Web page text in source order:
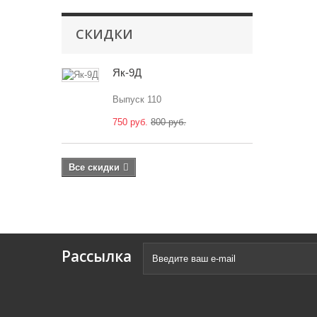
СКИДКИ
Як-9Д
Выпуск 110
750 руб. 800 руб.
Все скидки
Рассылка